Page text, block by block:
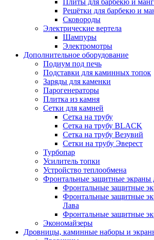
Плиты для барбекю и
Решётки для барбекю и
Сковороды
Электрические вертела
Шампуры
Электромотры
Дополнительное оборудование
Подиум под печь
Подставки для каминных топок
Заряды для каменки
Парогенераторы
Плитка из камня
Сетки для камней
Сетка на трубу
Сетка на трубу BLACK
Сетка на трубу Везувий
Сетки на трубу Эверест
Турбопар
Усилитель топки
Устройство теплообмена
Фронтальные защитные экраны
Фронтальные защитные
Фронтальные защитные
Лава
Фронтальные защитные
Экономайзеры
Дровницы, каминные наборы и